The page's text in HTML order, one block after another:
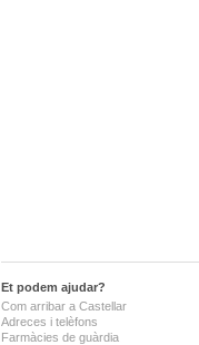
Et podem ajudar?
Com arribar a Castellar
Adreces i telèfons
Farmàcies de guàrdia